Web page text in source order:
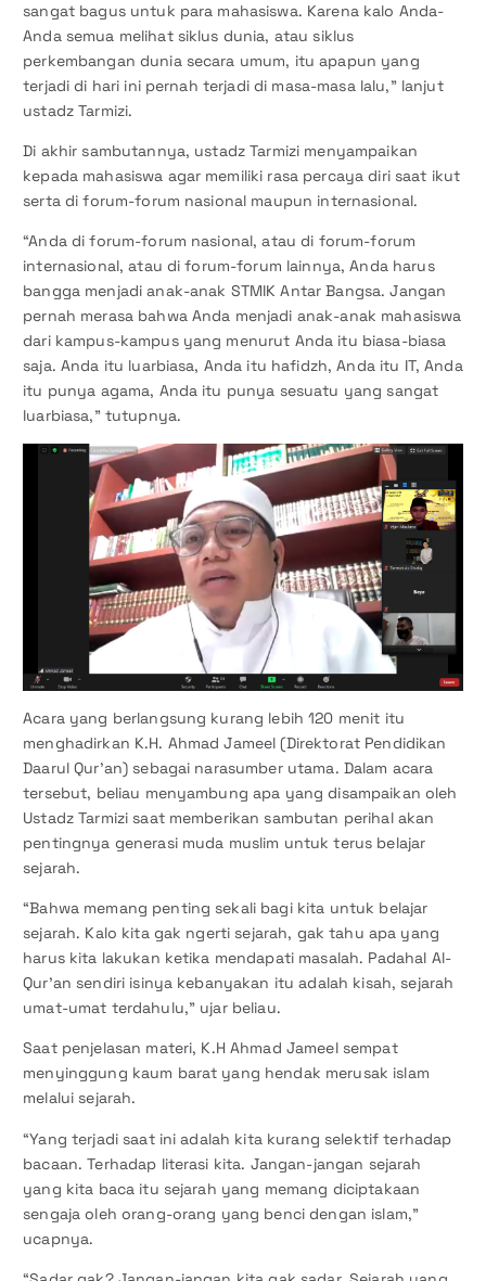
sangat bagus untuk para mahasiswa. Karena kalo Anda-
Anda semua melihat siklus dunia, atau siklus
perkembangan dunia secara umum, itu apapun yang
terjadi di hari ini pernah terjadi di masa-masa lalu,” lanjut
ustadz Tarmizi.
Di akhir sambutannya, ustadz Tarmizi menyampaikan
kepada mahasiswa agar memiliki rasa percaya diri saat ikut
serta di forum-forum nasional maupun internasional.
“Anda di forum-forum nasional, atau di forum-forum
internasional, atau di forum-forum lainnya, Anda harus
bangga menjadi anak-anak STMIK Antar Bangsa. Jangan
pernah merasa bahwa Anda menjadi anak-anak mahasiswa
dari kampus-kampus yang menurut Anda itu biasa-biasa
saja. Anda itu luarbiasa, Anda itu hafidzh, Anda itu IT, Anda
itu punya agama, Anda itu punya sesuatu yang sangat
luarbiasa,” tutupnya.
Acara yang berlangsung kurang lebih 120 menit itu
menghadirkan K.H. Ahmad Jameel (Direktorat Pendidikan
Daarul Qur’an) sebagai narasumber utama. Dalam acara
tersebut, beliau menyambung apa yang disampaikan oleh
Ustadz Tarmizi saat memberikan sambutan perihal akan
pentingnya generasi muda muslim untuk terus belajar
sejarah.
“Bahwa memang penting sekali bagi kita untuk belajar
sejarah. Kalo kita gak ngerti sejarah, gak tahu apa yang
harus kita lakukan ketika mendapati masalah. Padahal Al-
Qur’an sendiri isinya kebanyakan itu adalah kisah, sejarah
umat-umat terdahulu,” ujar beliau.
Saat penjelasan materi, K.H Ahmad Jameel sempat
menyinggung kaum barat yang hendak merusak islam
melalui sejarah.
“Yang terjadi saat ini adalah kita kurang selektif terhadap
bacaan. Terhadap literasi kita. Jangan-jangan sejarah
yang kita baca itu sejarah yang memang diciptakaan
sengaja oleh orang-orang yang benci dengan islam,”
ucapnya.